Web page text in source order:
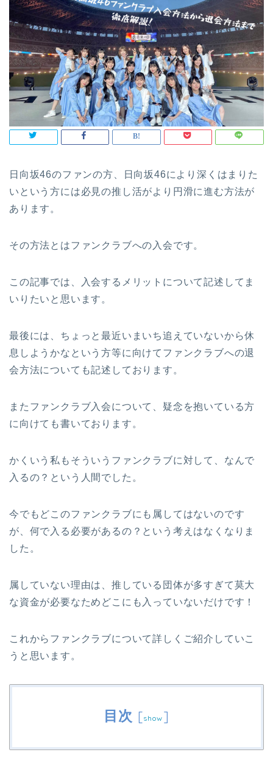
日向坂46のファンの方、日向坂46により深くはまりた
いという方には必見の推し活がより円滑に進む方法が
あります。
その方法とはファンクラブへの入会です。
この記事では、入会するメリットについて記述してま
いりたいと思います。
最後には、ちょっと最近いまいち追えていないから休
息しようかなという方等に向けてファンクラブへの退
会方法についても記述しております。
またファンクラブ入会について、疑念を抱いている方
に向けても書いております。
かくいう私もそういうファンクラブに対して、なんで
入るの？という人間でした。
今でもどこのファンクラブにも属してはないのです
が、何で入る必要があるの？という考えはなくなりま
した。
属していない理由は、推している団体が多すぎて莫大
な資金が必要なためどこにも入っていないだけです！
これからファンクラブについて詳しくご紹介していこ
うと思います。
目次 [show ]